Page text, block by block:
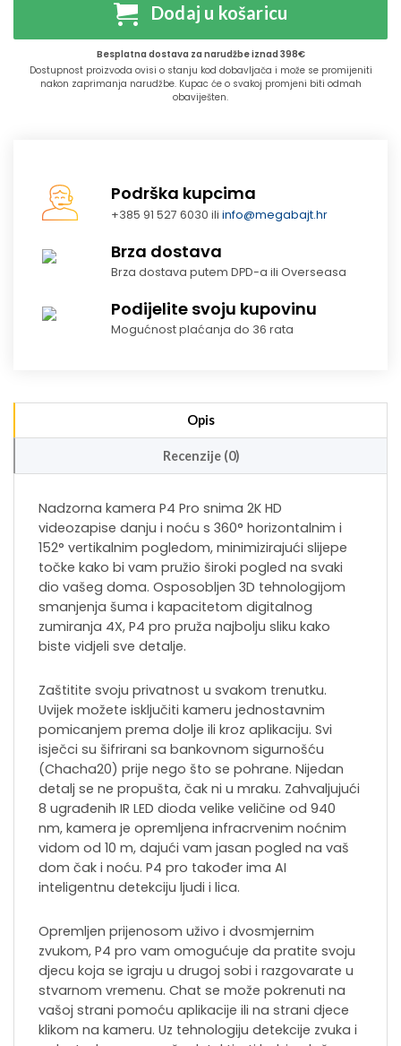
Dodaj u košaricu
Besplatna dostava za narudžbe iznad 398€
Dostupnost proizvoda ovisi o stanju kod dobavljača i može se promijeniti
nakon zaprimanja narudžbe. Kupac će o svakoj promjeni biti odmah
obaviješten.
Podrška kupcima
+385 91 527 6030 iliinfo@megabajt.hr
Brza dostava
Brza dostava putem DPD-a ili Overseasa
Podijelite svoju kupovinu
Mogućnost plaćanja do 36 rata
Opis
Recenzije (0)
Nadzorna kamera P4 Pro snima 2K HD
videozapise danju i noću s 360° horizontalnim i
152° vertikalnim pogledom, minimizirajući slijepe
točke kako bi vam pružio široki pogled na svaki
dio vašeg doma. Osposobljen 3D tehnologijom
smanjenja šuma i kapacitetom digitalnog
zumiranja 4X, P4 pro pruža najbolju sliku kako
biste vidjeli sve detalje.
Zaštitite svoju privatnost u svakom trenutku.
Uvijek možete isključiti kameru jednostavnim
pomicanjem prema dolje ili kroz aplikaciju. Svi
isječci su šifrirani sa bankovnom sigurnošću
(Chacha20) prije nego što se pohrane. Nijedan
detalj se ne propušta, čak ni u mraku. Zahvaljujući
8 ugrađenih IR LED dioda velike veličine od 940
nm, kamera je opremljena infracrvenim noćnim
vidom od 10 m, dajući vam jasan pogled na vaš
dom čak i noću. P4 pro također ima AI
inteligentnu detekciju ljudi i lica.
Opremljen prijenosom uživo i dvosmjernim
zvukom, P4 pro vam omogućuje da pratite svoju
djecu koja se igraju u drugoj sobi i razgovarate u
stvarnom vremenu. Chat se može pokrenuti na
vašoj strani pomoću aplikacije ili na strani djece
klikom na kameru. Uz tehnologiju detekcije zvuka i